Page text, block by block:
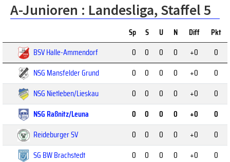
A-Junioren : Landesliga, Staffel 5
Sp S U N Diff
Pkt
BSV Halle-Ammendorf
0 0 0 0 +0
0
NSG Mansfelder Grund
0 0 0 0 +0
0
NSG Nietleben/Lieskau
0 0 0 0 +0
0
NSG Raßnitz/Leuna
0 0 0 0 +0
0
Reideburger SV
0 0 0 0 +0
0
SG BW Brachstedt
0 0 0 0 +0
0